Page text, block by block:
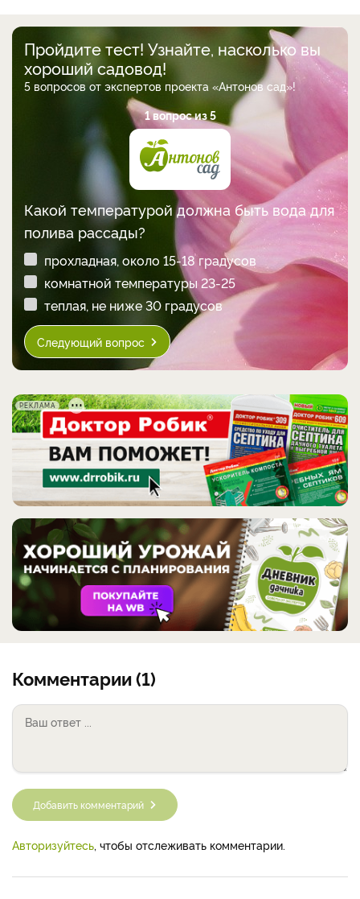
Пройдите тест! Узнайте, насколько вы
хороший садовод!
5 вопросов от экспертов проекта «Антонов сад»!
1 вопрос из 5
Какой температурой должна быть вода для
полива рассады?
прохладная, около 15-18 градусов
комнатной температуры 23-25
теплая, не ниже 30 градусов
Следующий вопрос
РЕКЛАМА
Комментарии (1)
Добавить комментарий
Авторизуйтесь , чтобы отслеживать комментарии.